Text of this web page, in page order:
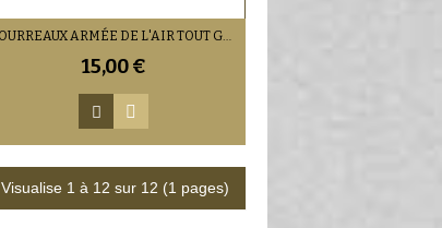
FOURREAUX ARMÉE DE L'AIR TOUT GRADE
15,00 €
Visualise 1 à 12 sur 12 (1 pages)